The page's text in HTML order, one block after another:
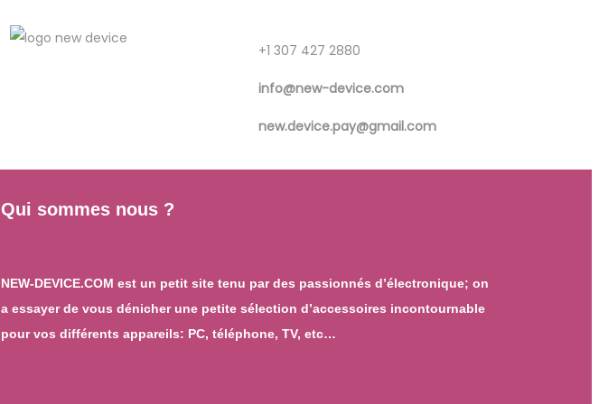
+1 307 427 2880
info@new-device.com
new.device.pay@gmail.com
Qui sommes nous ?
NEW-DEVICE.COM est un petit site tenu par des passionnés d’électronique; on
a essayer de vous dénicher une petite sélection d’accessoires incontournable
pour vos différents appareils: PC, téléphone, TV, etc…